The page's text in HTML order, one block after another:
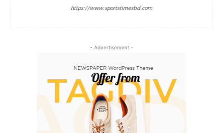
https://www.sportstimesbd.com
- Advertisement -